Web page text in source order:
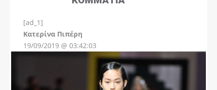
[ad_1]
Kατερίνα Πιπέρη
19/09/2019 @ 03:42:03